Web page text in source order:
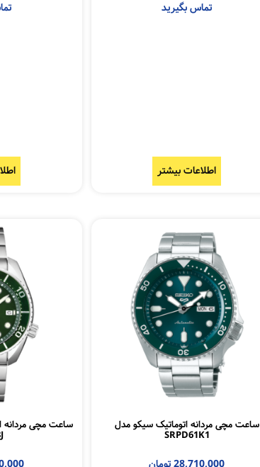
تماس بگیرید
اطلاعات بیشتر
ساعت مچی مردانه اتوماتیک سیکو مدل
SRPD61K1